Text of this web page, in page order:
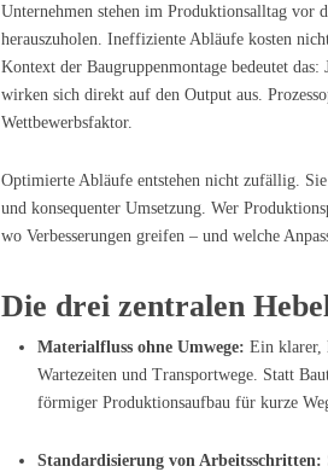
Unternehmen stehen im Produktionsalltag vor
herauszuholen. Ineffiziente Abläufe kosten
Kontext der Baugruppenmontage bedeutet
wirken sich direkt auf den Output aus.
Wettbewerbsfaktor.
Optimierte Abläufe entstehen nicht zufällig.
und konsequenter Umsetzung. Wer
wo Verbesserungen greifen – und welche
Die drei zentralen
Materialfluss ohne Umwege: Ein klarer,
Wartezeiten und Transportwege. Statt
förmiger Produktionsaufbau für kurze
Standardisierung von Arbeitsschritten: